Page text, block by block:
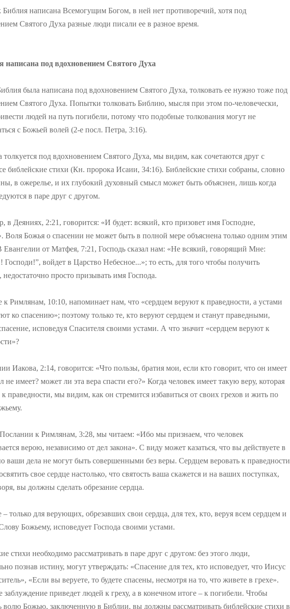
Библия написана Всемогущим Богом, в ней нет противоречий, хотя под
Святого Духа разные люди писали ее в разное время.
написана под вдохновением Святого Духа
была написана под вдохновением Святого Духа, толковать ее нужно тоже под
Святого Духа. Попытки толковать Библию, мысля при этом по-человечески,
людей на путь погибели, потому что подобные толкования могут не
с Божьей волей (2-е посл. Петра, 3:16).
толкуется под вдохновением Святого Духа, мы видим, как сочетаются друг с
библейские стихи (Кн. пророка Исаии, 34:16). Библейские стихи собраны, словно
в ожерелье, и их глубокий духовный смысл может быть объяснен, лишь когда
в паре друг с другом.
в Деяниях, 2:21, говорится: «И будет: всякий, кто призовет имя Господне,
Воля Божья о спасении не может быть в полной мере объяснена только одним этим
Евангелии от Матфея, 7:21, Господь сказал нам: «Не всякий, говорящий Мне:
Господи!”, войдет в Царство Небесное...»; то есть, для того чтобы получить
недостаточно просто призывать имя Господа.
к Римлянам, 10:10, напоминает нам, что «сердцем веруют к праведности, а устами
ко спасению»; поэтому только те, кто веруют сердцем и станут праведными,
исповедуя Спасителя своими устами. А что значит «сердцем веруют к
Иакова, 2:14, говорится: «Что пользы, братия мои, если кто говорит, что он имеет
не имеет? может ли эта вера спасти его?» Когда человек имеет такую веру, которая
к праведности, мы видим, как он стремится избавиться от своих грехов и жить по
к Римлянам, 3:28, мы читаем: «Ибо мы признаем, что человек
верою, независимо от дел закона». С виду может казаться, что вы действуете в
ваши дела не могут быть совершенными без веры. Сердцем веровать к праведности
свое сердце настолько, что святость ваша скажется и на ваших поступках,
вы должны сделать обрезание сердца.
– только для верующих, обрезавших свои сердца, для тех, кто, веруя всем сердцем и
Божьему, исповедует Господа своими устами.
стихи необходимо рассматривать в паре друг с другом: без этого люди,
познав истину, могут утверждать: «Спасение для тех, кто исповедует, что Иисус
«Если вы веруете, то будете спасены, несмотря на то, что живете в грехе».
заблуждение приведет людей к греху, а в конечном итоге – к погибели. Чтобы
волю Божью, заключенную в Библии, вы должны рассматривать библейские стихи в